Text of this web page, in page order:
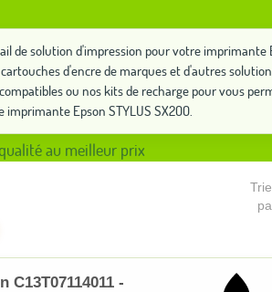
de solution d'impression pour votre imprimante
d'encre de marques et d'autres
ou nos kits de recharge pour vous
Epson STYLUS SX200.
au meilleur prix
C13T07114011 -